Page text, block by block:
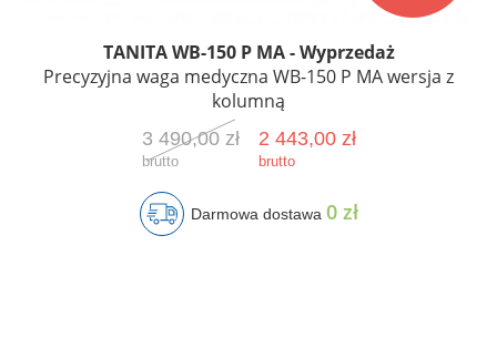
TANITA WB-150 P MA - Wyprzedaż
Precyzyjna waga medyczna WB-150 P MA wersja z
kolumną
3 490,00 zł
brutto
2 443,00 zł
brutto
Darmowa dostawa 0 zł